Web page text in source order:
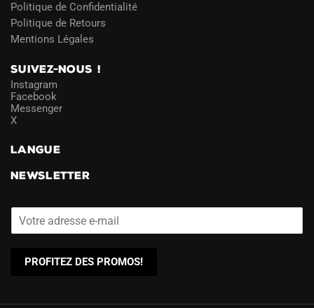
Politique de Confidentialité
Politique de Retours
Mentions Légales
SUIVEZ-NOUS !
Instagram
Facebook
Messenger
X
LANGUE
NEWSLETTER
PROFITEZ DES PROMOS!